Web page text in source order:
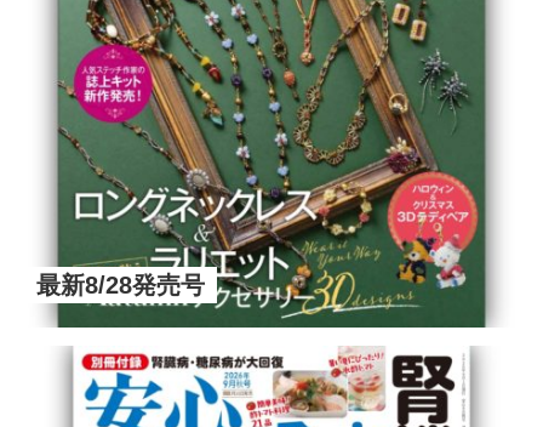
最新8/28発売号